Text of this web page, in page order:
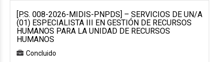
[P.S. 008-2026-MIDIS-PNPDS] – SERVICIOS DE UN/A
(01) ESPECIALISTA III EN GESTIÓN DE RECURSOS
HUMANOS PARA LA UNIDAD DE RECURSOS
HUMANOS
Concluido